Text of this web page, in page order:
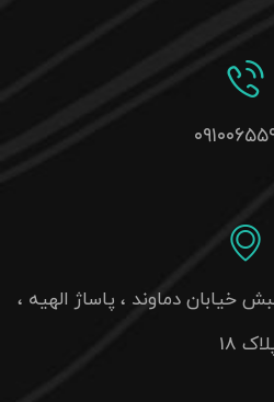
خیابان دماوند ، پاساژ الهیه ،
18